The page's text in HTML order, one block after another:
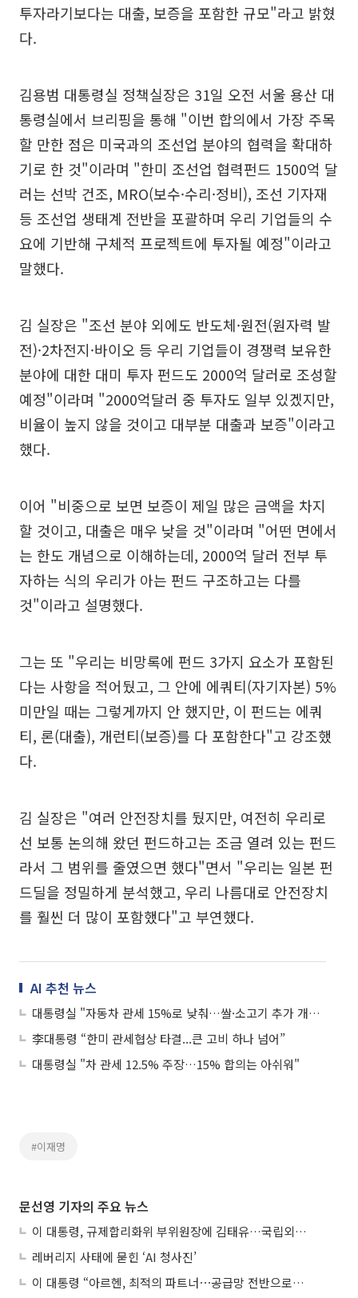
투자라기보다는 대출, 보증을 포함한 규모"라고 밝혔
다.
김용범 대통령실 정책실장은 31일 오전 서울 용산 대
통령실에서 브리핑을 통해 "이번 합의에서 가장 주목
할 만한 점은 미국과의 조선업 분야의 협력을 확대하
기로 한 것"이라며 "한미 조선업 협력펀드 1500억 달
러는 선박 건조, MRO(보수·수리·정비), 조선 기자재
등 조선업 생태계 전반을 포괄하며 우리 기업들의 수
요에 기반해 구체적 프로젝트에 투자될 예정"이라고
말했다.
김 실장은 "조선 분야 외에도 반도체·원전(원자력 발
전)·2차전지·바이오 등 우리 기업들이 경쟁력 보유한
분야에 대한 대미 투자 펀드도 2000억 달러로 조성할
예정"이라며 "2000억달러 중 투자도 일부 있겠지만,
비율이 높지 않을 것이고 대부분 대출과 보증"이라고
했다.
이어 "비중으로 보면 보증이 제일 많은 금액을 차지
할 것이고, 대출은 매우 낮을 것"이라며 "어떤 면에서
는 한도 개념으로 이해하는데, 2000억 달러 전부 투
자하는 식의 우리가 아는 펀드 구조하고는 다를
것"이라고 설명했다.
그는 또 "우리는 비망록에 펀드 3가지 요소가 포함된
다는 사항을 적어뒀고, 그 안에 에쿼티(자기자본) 5%
미만일 때는 그렇게까지 안 했지만, 이 펀드는 에쿼
티, 론(대출), 개런티(보증)를 다 포함한다"고 강조했
다.
김 실장은 "여러 안전장치를 뒀지만, 여전히 우리로
선 보통 논의해 왔던 펀드하고는 조금 열려 있는 펀드
라서 그 범위를 줄였으면 했다"면서 "우리는 일본 펀
드딜을 정밀하게 분석했고, 우리 나름대로 안전장치
를 훨씬 더 많이 포함했다"고 부연했다.
AI 추천 뉴스
대통령실 "자동차 관세 15%로 낮춰…쌀·소고기 추가 개방 안해"
李대통령 “한미 관세협상 타결...큰 고비 하나 넘어”
대통령실 "차 관세 12.5% 주장…15% 합의는 아쉬워"
#이재명
문선영 기자의 주요 뉴스
이 대통령, 규제합리화위 부위원장에 김태유…국립외교원장 김흥규
레버리지 사태에 묻힌 ‘AI 청사진’
이 대통령 “아르헨, 최적의 파트너⋯공급망 전반으로 확대”